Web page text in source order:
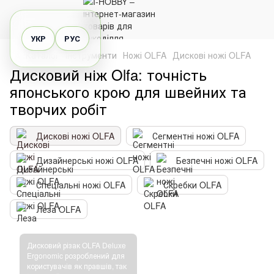
УКР РУС
Інструменти Ножі OLFA Дискові ножі OLFA
Дисковий ніж Olfa: точність
японського крою для швейних та
творчих робіт
Дискові ножі OLFA
Сегментні ножі OLFA
Дизайнерські ножі OLFA
Безпечні ножі OLFA
Спеціальні ножі OLFA
Скребки OLFA
Леза OLFA
Дисковий різак OLFA Deluxe
Ergonomic розроблений для
користувачів як правшів, так